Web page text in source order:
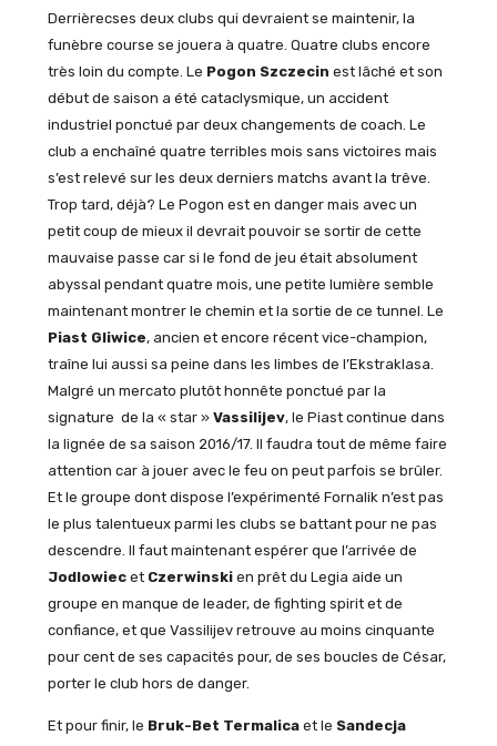
Derrièrecses deux clubs qui devraient se maintenir, la
funèbre course se jouera à quatre. Quatre clubs encore
très loin du compte. Le Pogon Szczecin est lâché et son
début de saison a été cataclysmique, un accident
industriel ponctué par deux changements de coach. Le
club a enchaîné quatre terribles mois sans victoires mais
s’est relevé sur les deux derniers matchs avant la trêve.
Trop tard, déjà? Le Pogon est en danger mais avec un
petit coup de mieux il devrait pouvoir se sortir de cette
mauvaise passe car si le fond de jeu était absolument
abyssal pendant quatre mois, une petite lumière semble
maintenant montrer le chemin et la sortie de ce tunnel. Le
Piast Gliwice, ancien et encore récent vice-champion,
traîne lui aussi sa peine dans les limbes de l’Ekstraklasa.
Malgré un mercato plutôt honnête ponctué par la
signature de la « star » Vassilijev, le Piast continue dans
la lignée de sa saison 2016/17. Il faudra tout de même faire
attention car à jouer avec le feu on peut parfois se brûler.
Et le groupe dont dispose l’expérimenté Fornalik n’est pas
le plus talentueux parmi les clubs se battant pour ne pas
descendre. Il faut maintenant espérer que l’arrivée de
Jodlowiecet Czerwinskien prêt du Legia aide un
groupe en manque de leader, de fighting spirit et de
confiance, et que Vassilijev retrouve au moins cinquante
pour cent de ses capacités pour, de ses boucles de César,
porter le club hors de danger.
Et pour finir, le Bruk-Bet Termalicaet le Sandecja